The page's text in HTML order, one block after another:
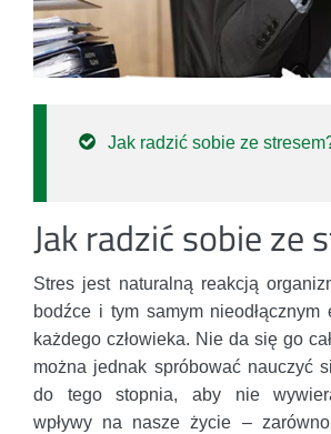
Jak radzić sobie ze
Jak radzić sobie ze
Stres jest naturalną reakcją
bodźce i tym samym nieodłącznym
każdego człowieka. Nie da się go
można jednak spróbować nauczyć
do tego stopnia, aby nie
wpływy na nasze życie –